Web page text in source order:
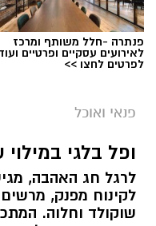
פנתרה -חלל משותף ומרכז
לאירועים עסקיים ופרטיים
לפרטים לחצו >>
פנאי ואוכל
ופל בלגי
לרגל חג האהבה,
לקינוח מפנק, מרשים
שוקולד וחלוה.